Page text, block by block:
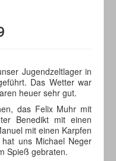
Jugendzeltlager in
Das Wetter war
heuer sehr gut.
das Felix Muhr mit
Benedikt mit einen
mit einen Karpfen
uns Michael Neger
Spieß gebraten.